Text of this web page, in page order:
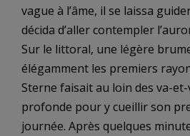
vague à l’âme, il se laissa
décida d’aller contempler
Sur le littoral, une légère
élégamment les premiers
Sterne faisait au loin des va-
profonde pour y cueillir son
journée. Après quelques